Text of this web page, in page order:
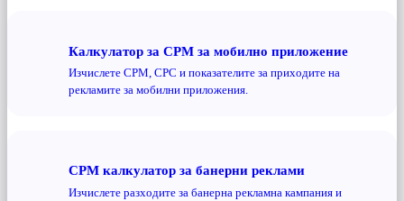
Калкулатор за CPM за мобилно приложение
Изчислете CPM, CPC и показателите за приходите на
рекламите за мобилни приложения.
CPM калкулатор за банерни реклами
Изчислете разходите за банерна рекламна кампания и